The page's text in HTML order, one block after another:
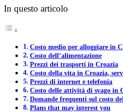
In questo articolo
Costo medio per alloggiare in
Costo dell’alimentazione
Prezzi dei trasporti in Croazia
Costo della vita in Croazia,
Prezzi di internet e telefonia
Costo delle attività di svago in
Domande frequenti sul costo
Plans that may interest you